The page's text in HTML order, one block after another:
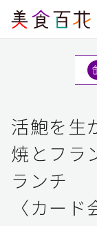
活鮑を生
焼とフラ
ランチ
〈カー